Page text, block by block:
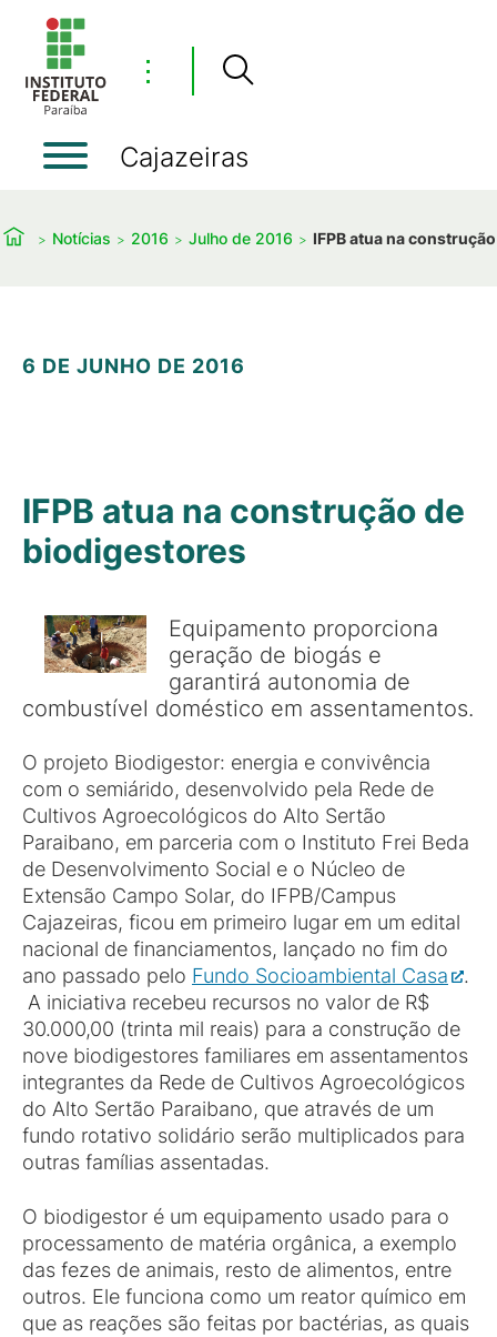
⋮
Cajazeiras
Notícias 2016 Julho de 2016 IFPB atua na
6 DE JUNHO DE 2016
IFPB atua na construção de
biodigestores
Equipamento proporciona
geração de biogás e
garantirá autonomia de
combustível doméstico em assentamentos.
O projeto Biodigestor: energia e convivência
com o semiárido, desenvolvido pela Rede de
Cultivos Agroecológicos do Alto Sertão
Paraibano, em parceria com o Instituto Frei Beda
de Desenvolvimento Social e o Núcleo de
Extensão Campo Solar, do IFPB/Campus
Cajazeiras, ficou em primeiro lugar em um edital
nacional de financiamentos, lançado no fim do
ano passado pelo Fundo Socioambiental Casa
.
A iniciativa recebeu recursos no valor de R$
30.000,00 (trinta mil reais) para a construção de
nove biodigestores familiares em assentamentos
integrantes da Rede de Cultivos Agroecológicos
do Alto Sertão Paraibano, que através de um
fundo rotativo solidário serão multiplicados para
outras famílias assentadas.
O biodigestor é um equipamento usado para o
processamento de matéria orgânica, a exemplo
das fezes de animais, resto de alimentos, entre
outros. Ele funciona como um reator químico em
que as reações são feitas por bactérias, as quais